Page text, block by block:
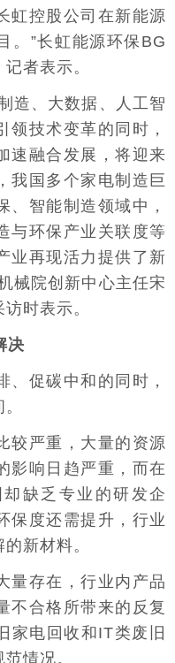
虹控股公司在新能源
。”长虹能源环保BG
者表示。
造、大数据、人工智
领技术变革的同时，
速融合发展，将迎来
我国多个家电制造巨
、智能制造领域中，
与环保产业关联度等
业再现活力提供了新
械院创新中心主任宋
时表示。
决
、促碳中和的同时，
较严重，大量的资源
影响日趋严重，而在
缺乏专业的研发企
保度还需提升，行业
新材料。
量存在，行业内产品
不合格所带来的反复
家电回收和IT类废旧
情况。